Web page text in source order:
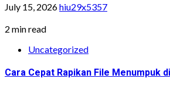
July 15, 2026hiu29x5357
2 min read
Uncategorized
Cara Cepat Rapikan File Menumpuk